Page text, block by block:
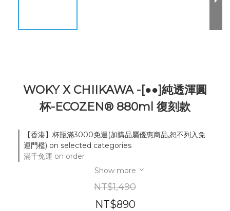
WOKY X CHIIKAWA -[●●]純透渾圓
杯-ECOZEN® 880ml 復刻款
【香港】杯瓶滿3000免運(加購品屬優惠商品,恕不列入免
運門檻) on selected categories
滿千免運 on order
Show more
NT$1,490
NT$890